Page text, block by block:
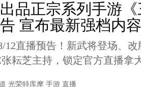
品正宗系列手游
宣布最新强档内容
12直播预告！新武将登场、
耘芝主持，锁定官方直播拿
光荣特库摩 手游 直播